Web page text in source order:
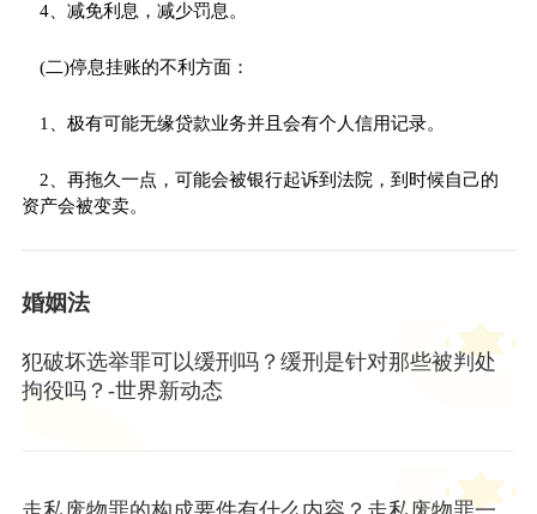
4、减免利息，减少罚息。
(二)停息挂账的不利方面：
1、极有可能无缘贷款业务并且会有个人信用记录。
2、再拖久一点，可能会被银行起诉到法院，到时候自己的
资产会被变卖。
婚姻法
犯破坏选举罪可以缓刑吗？缓刑是针对那些被判处
拘役吗？-世界新动态